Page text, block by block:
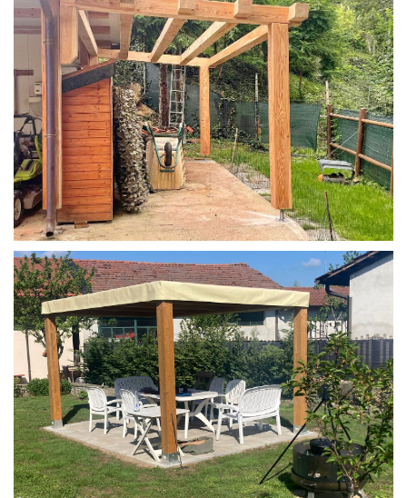
STRUTTURA IN LARICE U/F CON INCASTRI
PERGOLA